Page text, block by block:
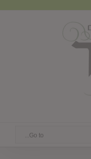
Go to...